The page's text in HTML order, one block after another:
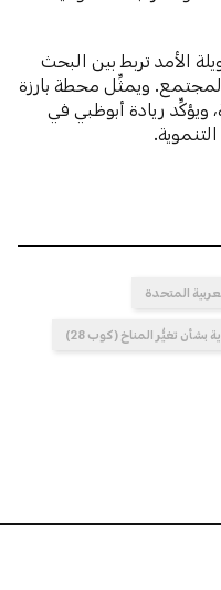
الأمد تربط بين البحث
ويمثِّل محطة بارزة
ويؤكِّد ريادة أبوظبي في
المتحدة
بشأن تغيُّر المناخ (كوب 28)